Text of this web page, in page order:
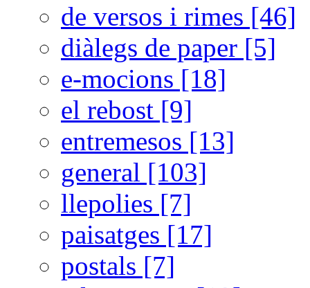
de versos i rimes [46]
diàlegs de paper [5]
e-mocions [18]
el rebost [9]
entremesos [13]
general [103]
llepolies [7]
paisatges [17]
postals [7]